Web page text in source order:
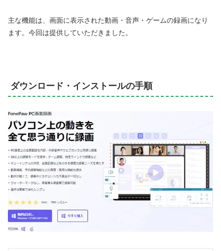
主な機能は、画面に表示された動画・音声・ゲームの録画になり
ます。今回は提供していただきました。
ダウンロード・インストールの手順